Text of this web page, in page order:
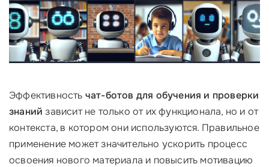
Эффективность чат-ботов для обучения и проверки
знаний зависит не только от их функционала, но и от
контекста, в котором они используются. Правильное
применение может значительно ускорить процесс
освоения нового материала и повысить мотивацию